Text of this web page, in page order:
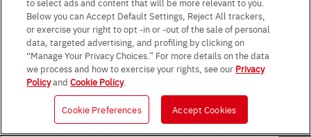
Terms & Conditions Purpose of use Privacy Policy
Site Map
AGB (Deutsche Version)
AGB (Englische Version)
Impressum
Standard terms and conditions for sales (PDF)
Statement on UK Modern Slavery Act
ROHM UK Group Tax Strategy
Data Protection Information for Business Partners (Europe) [English]
Data Protection Information for Business Partners (Europe) [German]
© 1997 - 2026 ROHM CO., LTD. ALL RIGHTS RESERVED.
Below you can Accept Default Settings, Reject All trackers,
or exercise your right to opt -in or -out of the sale of personal
data, targeted advertising, and profiling by clicking on
“Manage Your Privacy Choices.” For more details on the data
we process and how to exercise your rights, see our Privacy
PolicyandCookie Policy.
Cookie Preferences Accept Cookies